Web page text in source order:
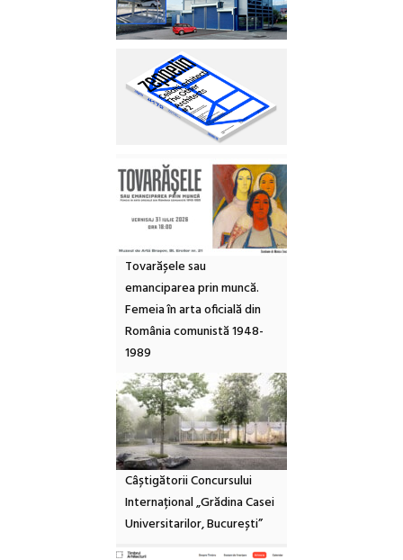
Tovarășele sau
emanciparea prin muncă.
Femeia în arta oficială din
România comunistă 1948-
1989
Câștigătorii Concursului
Internațional „Grădina Casei
Universitarilor, București”